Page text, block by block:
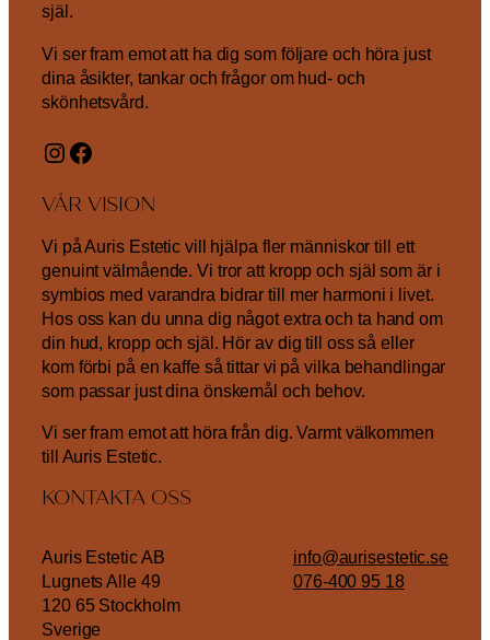
själ.
Vi ser fram emot att ha dig som följare och höra just
dina åsikter, tankar och frågor om hud- och
skönhetsvård.
Instagram
Facebook
VÅR VISION
Vi på Auris Estetic vill hjälpa fler människor till ett
genuint välmående. Vi tror att kropp och själ som är i
symbios med varandra bidrar till mer harmoni i livet.
Hos oss kan du unna dig något extra och ta hand om
din hud, kropp och själ. Hör av dig till oss så eller
kom förbi på en kaffe så tittar vi på vilka behandlingar
som passar just dina önskemål och behov.
Vi ser fram emot att höra från dig. Varmt välkommen
till Auris Estetic.
KONTAKTA OSS
Auris Estetic AB
Lugnets Alle 49
120 65 Stockholm
Sverige
info@aurisestetic.se
076-400 95 18